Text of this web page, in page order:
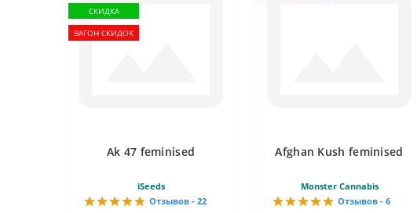
СКИДКА
ВАГОН СКИДОК
Ak 47 feminised
iSeeds
Отзывов - 22
Afghan Kush feminised
Monster Cannabis
Отзывов - 6